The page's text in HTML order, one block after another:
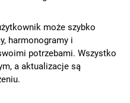
może szybko
harmonogramy i
potrzebami. Wszystko
a aktualizacje są